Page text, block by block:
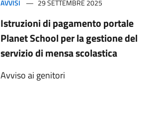
AVVISI 29 SETTEMBRE 2025
Istruzioni di pagamento portale
Planet School per la gestione del
servizio di mensa scolastica
Avviso ai genitori